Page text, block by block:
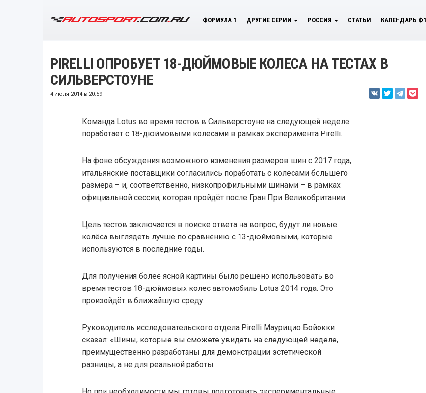
ФОРМУЛА 1 ДРУГИЕ СЕРИИ РОССИЯ СТАТЬИ КАЛЕНДАРЬ Ф1
PIRELLI ОПРОБУЕТ 18-ДЮЙМОВЫЕ КОЛЕСА НА ТЕСТАХ В
СИЛЬВЕРСТОУНЕ
4 июля 2014 в 20:59
Команда Lotus во время тестов в Сильверстоуне на следующей неделе
поработает с 18-дюймовыми колесами в рамках эксперимента Pirelli.
На фоне обсуждения возможного изменения размеров шин с 2017 года,
итальянские поставщики согласились поработать с колесами большего
размера – и, соответственно, низкопрофильными шинами – в рамках
официальной сессии, которая пройдёт после Гран При Великобритании.
Цель тестов заключается в поиске ответа на вопрос, будут ли новые
колёса выглядеть лучше по сравнению с 13-дюймовыми, которые
используются в последние годы.
Для получения более ясной картины было решено использовать во
время тестов 18-дюймовых колес автомобиль Lotus 2014 года. Это
произойдёт в ближайшую среду.
Руководитель исследовательского отдела Pirelli Маурицио Бойокки
сказал: «Шины, которые вы сможете увидеть на следующей неделе,
преимущественно разработаны для демонстрации эстетической
разницы, а не для реальной работы.
Но при необходимости мы готовы подготовить экспериментальные